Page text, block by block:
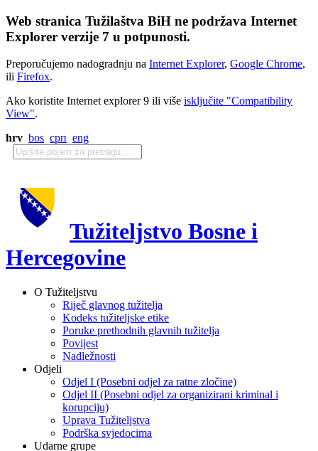
Web stranica Tužilaštva BiH ne podržava Internet
Explorer verzije 7 u potpunosti.
Preporučujemo nadogradnju na Internet Explorer, Google Chrome,
ili Firefox.
Ako koristite Internet explorer 9 ili više isključite "Compatibility
View".
hrv bos срп eng
Tužiteljstvo Bosne i
Hercegovine
O Tužiteljstvu
Riječ glavnog tužitelja
Kodeks tužiteljske etike
Poruke prethodnih glavnih tužitelja
Povijest
Nadležnosti
Odjeli
Odjel I (Posebni odjel za ratne zločine)
Odjel II (Posebni odjel za organizirani kriminal i
korupciju)
Uprava Tužiteljstva
Podrška svjedocima
Udarne grupe